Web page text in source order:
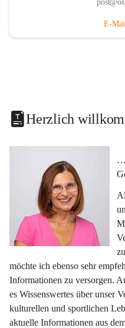
E-
Herzlich
…
möchte ich ebenso sehr
Informationen zu versorgen.
es Wissenswertes über unser
kulturellen und sportlichen
aktuelle Informationen aus